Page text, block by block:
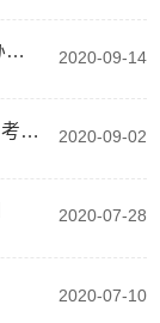
南京大学新闻传播学院 研究生奖学金评选办法（试行） 2020-09-14
南京大学新闻传播学院关于禁止举办或参与考研辅导活动的通知 2020-09-02
2020-07-28
2020-07-10